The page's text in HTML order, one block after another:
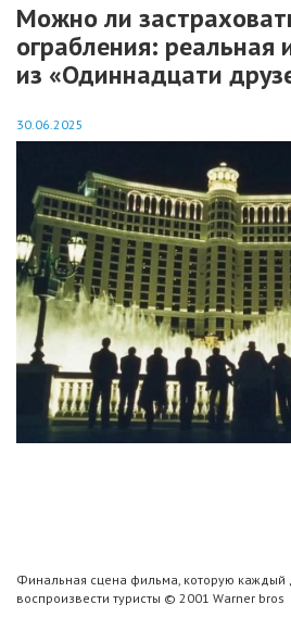
Можно ли
ограбления: реальная
из «Одиннадцати
30.06.2025
Финальная сцена фильма, которую каждый
воспроизвести туристы © 2001 Warner bros